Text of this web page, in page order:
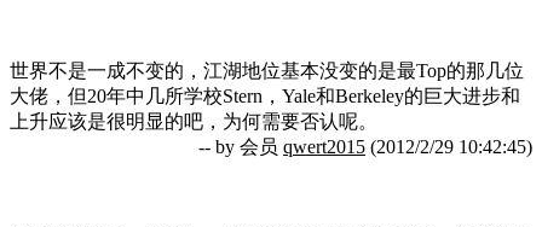
世界不是一成不变的，江湖地位基本没变的是最Top的那几位
大佬，但20年中几所学校Stern，Yale和Berkeley的巨大进步和
上升应该是很明显的吧，为何需要否认呢。
-- by 会员 qwert2015 (2012/2/29 10:42:45)